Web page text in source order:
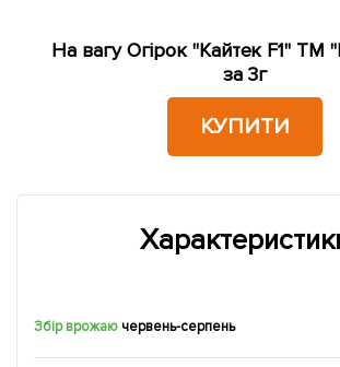
На вагу Огірок "Кайтек F1" ТМ
за 3г
КУПИТИ
Збір врожаючервень-серпень